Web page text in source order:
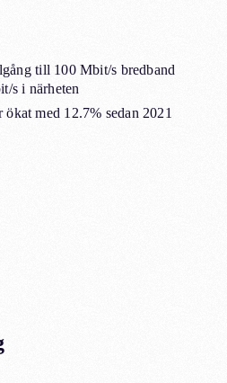
till 100 Mbit/s bredband
s i närheten
ökat med 12.7% sedan 2021